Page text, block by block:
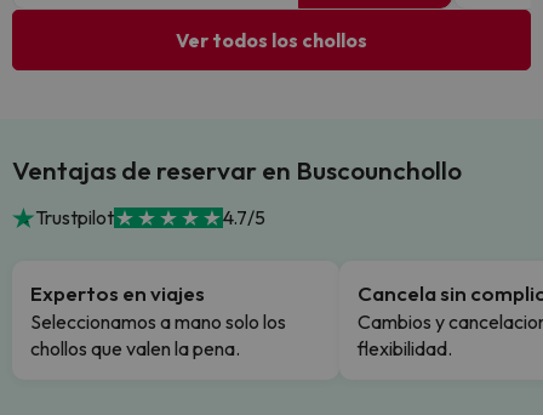
Ver todos los chollos
Ventajas de reservar en Buscounchollo
Trustpilot 4.7/5
Expertos en viajes
Seleccionamos a mano solo los
chollos que valen la pena.
Cancela sin
Cambios y
flexibilidad.